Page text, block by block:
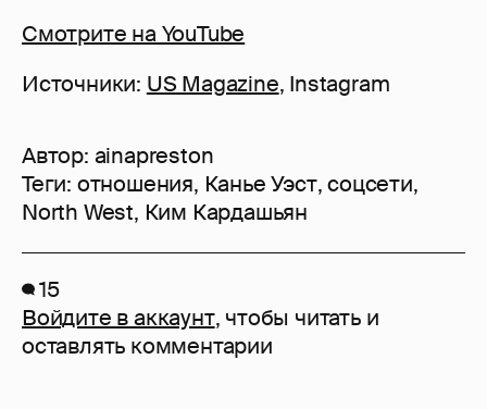
Смотрите на YouTube
Источники: US Magazine, Instagram
Автор: ainapreston
Теги: отношения, Канье Уэст,соцсети,
North West, Ким Кардашьян
15
Войдите в аккаунт, чтобы читать и
оставлять комментарии